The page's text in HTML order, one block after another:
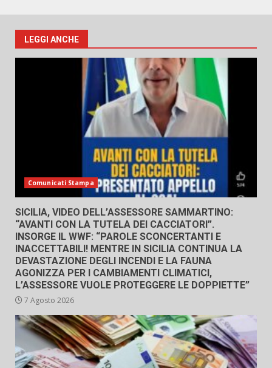
LEGGI ANCHE
Comunicati Stampa
SICILIA, VIDEO DELL’ASSESSORE SAMMARTINO:
“AVANTI CON LA TUTELA DEI CACCIATORI”.
INSORGE IL WWF: “PAROLE SCONCERTANTI E
INACCETTABILI! MENTRE IN SICILIA CONTINUA LA
DEVASTAZIONE DEGLI INCENDI E LA FAUNA
AGONIZZA PER I CAMBIAMENTI CLIMATICI,
L’ASSESSORE VUOLE PROTEGGERE LE DOPPIETTE”
7 Agosto 2026